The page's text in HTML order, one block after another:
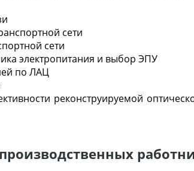
сети
сети
электропитания и выбор ЭПУ
по ЛАЦ
реконструируемой